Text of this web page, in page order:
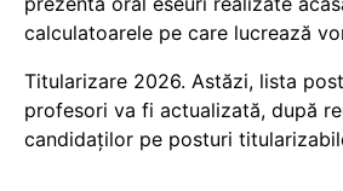
calculatoarele pe care lucrează
Titularizare 2026. Astăzi, lista
profesori va fi actualizată, după
candidaților pe posturi